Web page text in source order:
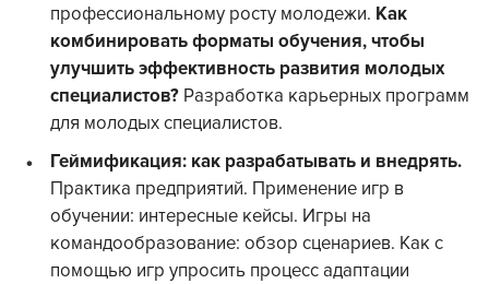
профессиональному росту молодежи. Как
комбинировать форматы обучения, чтобы
улучшить эффективность развития молодых
специалистов? Разработка карьерных программ
для молодых специалистов.
Геймификация: как разрабатывать и внедрять.
Практика предприятий. Применение игр в
обучении: интересные кейсы. Игры на
командообразование: обзор сценариев. Как с
помощью игр упросить процесс адаптации